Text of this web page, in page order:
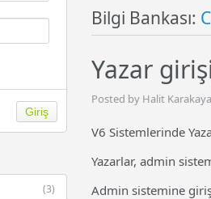
(3)
Bilgi Bankası:
Yazar
Posted by Halit
V6 Sistemlerinde
Yazarlar, admin
Admin sistemine